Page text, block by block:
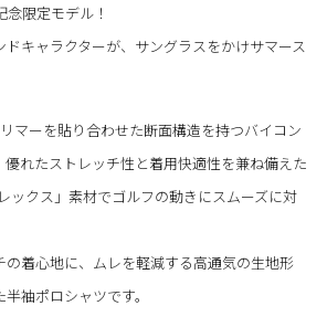
限定モデル！
キャラクターが、サングラスをかけサマース
マーを貼り合わせた断面構造を持つバイコン
れたストレッチ性と着用快適性を兼ね備えた
ックス」素材でゴルフの動きにスムーズに対
の着心地に、ムレを軽減する高通気の生地形
袖ポロシャツです。